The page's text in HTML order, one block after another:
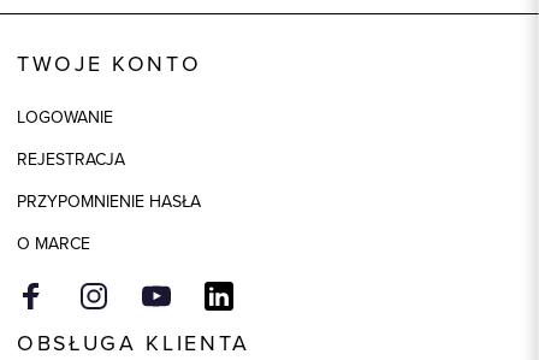
Składy podszewek
Model
Kolor
TWOJE KONTO
LOGOWANIE
REJESTRACJA
PRZYPOMNIENIE HASŁA
O MARCE
OBSŁUGA KLIENTA